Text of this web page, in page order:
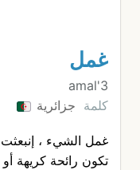
غمل
3'amal
كلمة جزائرية
غمل الشيء ،
تكون رائحة كريهة